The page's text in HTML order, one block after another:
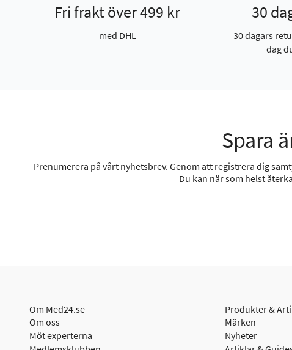
Fri frakt över 499 kr
med DHL
30
30 dagars
dag
Spara
Prenumerera på vårt nyhetsbrev. Genom att registrera dig
Du kan när som helst
Om Med24.se
Om oss
Möt experterna
Produkter &
Märken
Nyheter